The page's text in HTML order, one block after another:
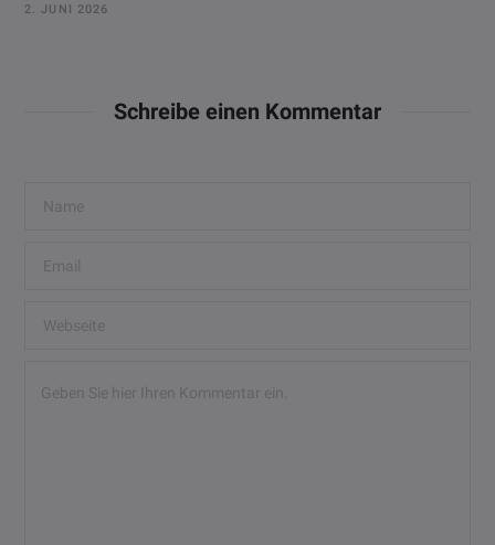
2. JUNI 2026
Schreibe einen Kommentar